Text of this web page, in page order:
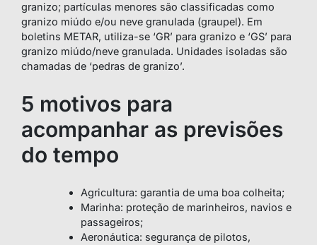
granizo; partículas menores são classificadas como
granizo miúdo e/ou neve granulada (graupel). Em
boletins METAR, utiliza-se ‘GR’ para granizo e ‘GS’ para
granizo miúdo/neve granulada. Unidades isoladas são
chamadas de ‘pedras de granizo’.
5 motivos para
acompanhar as previsões
do tempo
Agricultura: garantia de uma boa colheita;
Marinha: proteção de marinheiros, navios e
passageiros;
Aeronáutica: segurança de pilotos,